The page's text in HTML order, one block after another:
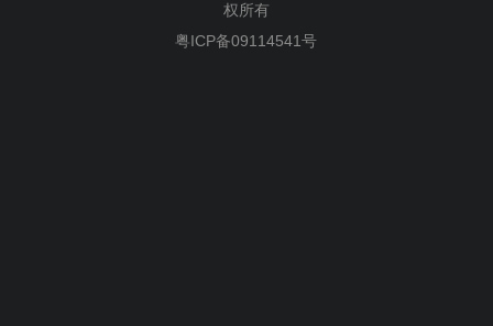
权所有
粤ICP备09114541号